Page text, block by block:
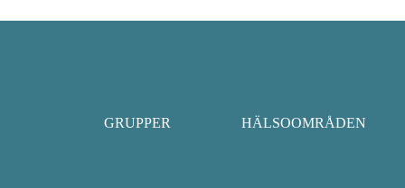
GRUPPER HÄLSOOMRÅDEN